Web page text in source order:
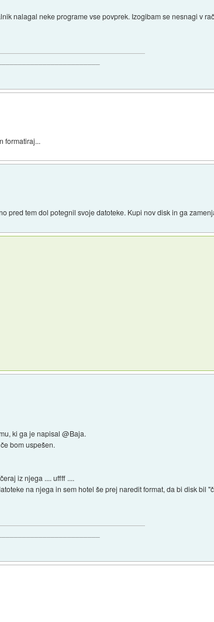
nalagal neke programe vse povprek. Izogibam se nesnagi v
formatiraj...
pred tem dol potegnil svoje datoteke. Kupi nov disk in ga
ki ga je napisal @Baja.
bom uspešen.
iz njega .... uffff ....
na njega in sem hotel še prej naredit format, da bi disk bil